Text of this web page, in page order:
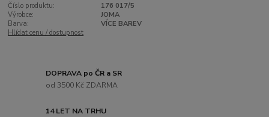
Číslo produktu:
176 017/5
Výrobce:
JOMA
Barva:
VÍCE BAREV
Hlídat cenu / dostupnost
DOPRAVA po ČR a SR
od 3500 Kč ZDARMA
14 LET NA TRHU